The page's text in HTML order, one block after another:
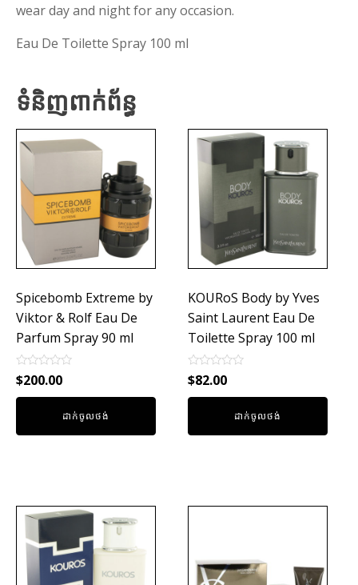
wear day and night for any occasion.
Eau De Toilette Spray 100 ml
ទំនិញពាក់ព័ន្ធ
Spicebomb Extreme by
Viktor & Rolf Eau De
Parfum Spray 90 ml
Rated
0
out
$200.00
ដាក់ចូលថង់
KOURoS Body by Yves
Saint Laurent Eau De
Toilette Spray 100 ml
Rated
0
out
$82.00
ដាក់ចូលថង់